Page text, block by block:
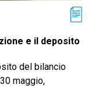
e il deposito
del bilancio
maggio,